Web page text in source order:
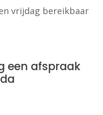
vrijdag bereikbaar
een afspraak